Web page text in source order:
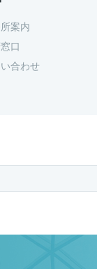
案内
口
合わせ